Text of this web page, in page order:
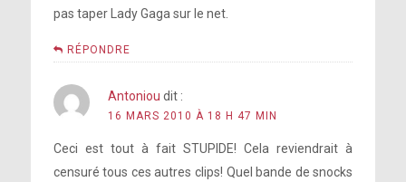
pas taper Lady Gaga sur le net.
RÉPONDRE
Antoniou dit :
16 MARS 2010 À 18 H 47 MIN
Ceci est tout à fait STUPIDE! Cela reviendrait à
censuré tous ces autres clips! Quel bande de snocks